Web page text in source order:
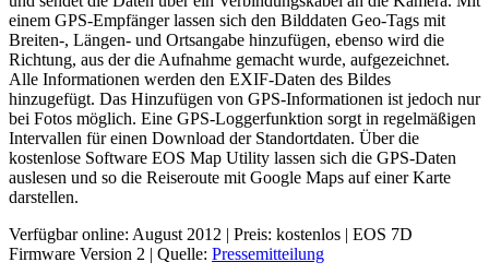
einem GPS-Empfänger lassen sich den Bilddaten Geo-Tags mit
Breiten-, Längen- und Ortsangabe hinzufügen, ebenso wird die
Richtung, aus der die Aufnahme gemacht wurde, aufgezeichnet.
Alle Informationen werden den EXIF-Daten des Bildes
hinzugefügt. Das Hinzufügen von GPS-Informationen ist jedoch nur
bei Fotos möglich. Eine GPS-Loggerfunktion sorgt in regelmäßigen
Intervallen für einen Download der Standortdaten. Über die
kostenlose Software EOS Map Utility lassen sich die GPS-Daten
auslesen und so die Reiseroute mit Google Maps auf einer Karte
darstellen.
Verfügbar online: August 2012 | Preis: kostenlos | EOS 7D
Firmware Version 2 | Quelle: Pressemitteilung